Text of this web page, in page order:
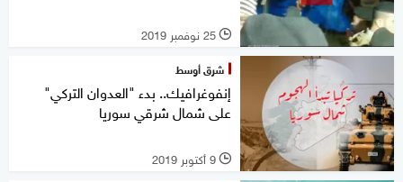
l 25 نوفمبر 2019
شرق أوسط
إنفوغرافيك.. بدء "العدوان التركي"
على شمال شرقي سوريا
l 9 أكتوبر 2019